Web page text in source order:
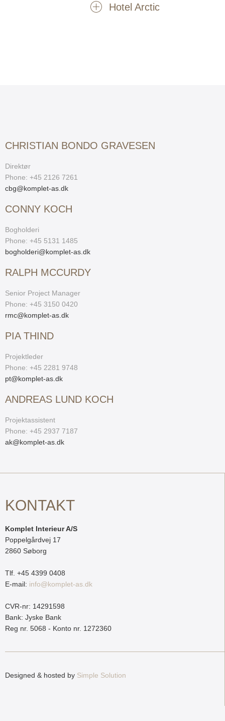
Hotel Arctic
CHRISTIAN BONDO GRAVESEN
Direktør
Phone: +45 2126 7261
cbg@komplet-as.dk
CONNY KOCH
Bogholderi
Phone: +45 5131 1485
bogholderi@komplet-as.dk
RALPH MCCURDY
Senior Project Manager
Phone: +45 3150 0420
rmc@komplet-as.dk
PIA THIND
Projektleder
Phone: +45 2281 9748
pt@komplet-as.dk
ANDREAS LUND KOCH
Projektassistent
Phone: +45 2937 7187
ak@komplet-as.dk
KONTAKT
Komplet Interieur A/S
Poppelgårdvej 17
2860 Søborg
Tlf. +45 4399 0408
E-mail: info@komplet-as.dk
CVR-nr: 14291598
Bank: Jyske Bank
Reg nr. 5068 - Konto nr. 1272360
Designed & hosted by Simple Solution